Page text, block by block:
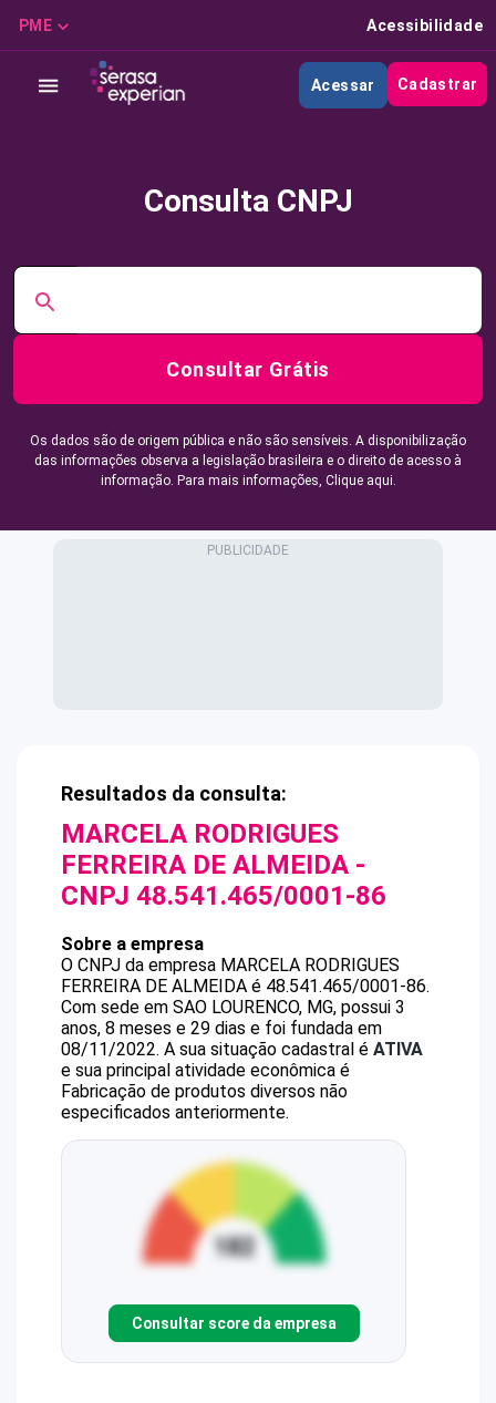
PME Acessibilidade
Acessar Cadastrar
Consulta CNPJ
Consultar Grátis
Os dados são de origem pública e não são sensíveis. A disponibilização
das informações observa a legislação brasileira e o direito de acesso à
informação. Para mais informações, Clique aqui.
Resultados da consulta:
MARCELA RODRIGUES
FERREIRA DE ALMEIDA -
CNPJ 48.541.465/0001-86
Sobre a empresa
O CNPJ da empresa MARCELA RODRIGUES
FERREIRA DE ALMEIDA é 48.541.465/0001-86.
Com sede em SAO LOURENCO, MG, possui 3
anos, 8 meses e 29 dias e foi fundada em
08/11/2022. A sua situação cadastral é ATIVA
e sua principal atividade econômica é
Fabricação de produtos diversos não
especificados anteriormente.
Consultar score da empresa